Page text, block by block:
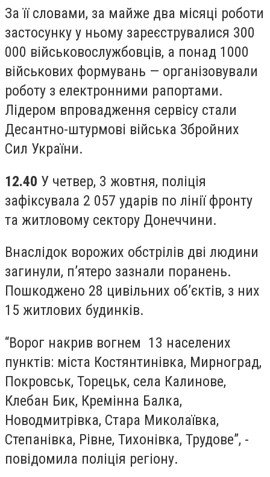
За її словами, за майже два місяці роботи
застосунку у ньому зареєструвалися 300
000 військовослужбовців, а понад 1000
військових формувань — організовували
роботу з електронними рапортами.
Лідером впровадження сервісу стали
Десантно-штурмові війська Збройних
Сил України.
12.40 У четвер, 3 жовтня, поліція
зафіксувала 2 057 ударів по лінії фронту
та житловому сектору Донеччини.
Внаслідок ворожих обстрілів дві людини
загинули, п’ятеро зазнали поранень.
Пошкоджено 28 цивільних об’єктів, з них
15 житлових будинків.
“Ворог накрив вогнем 13 населених
пунктів: міста Костянтинівка, Мирноград,
Покровськ, Торецьк, села Калинове,
Клебан Бик, Кремінна Балка,
Новодмитрівка, Стара Миколаївка,
Степанівка, Рівне, Тихонівка, Трудове”, -
повідомила поліція регіону.